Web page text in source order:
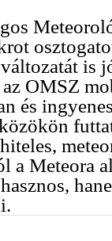
is
az OMSZ
és
a Meteora